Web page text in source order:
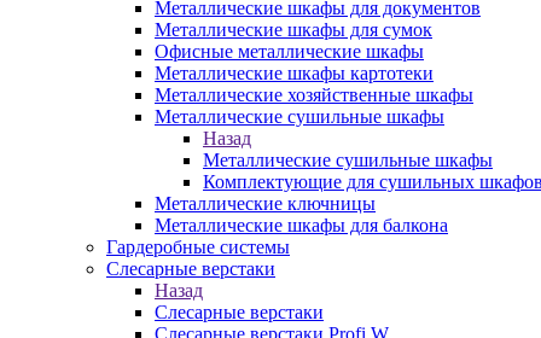
Металлические шкафы для документов
Металлические шкафы для сумок
Офисные металлические шкафы
Металлические шкафы картотеки
Металлические хозяйственные шкафы
Металлические сушильные шкафы
Назад
Металлические сушильные шкафы
Комплектующие для сушильных шкафов
Металлические ключницы
Металлические шкафы для балкона
Гардеробные системы
Слесарные верстаки
Назад
Слесарные верстаки
Слесарные верстаки Profi W